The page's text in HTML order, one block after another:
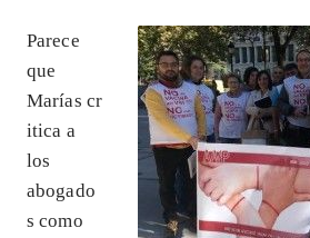
Parece
que
Marías cr
itica a
los
abogado
s como